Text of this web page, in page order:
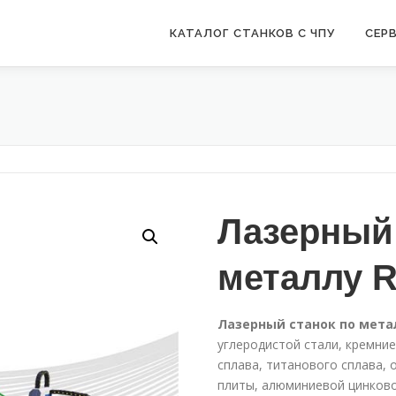
КАТАЛОГ СТАНКОВ С ЧПУ
Лазерный
металлу
Лазерный станок по
углеродистой стали,
сплава, титанового сплава,
плиты, алюминиевой